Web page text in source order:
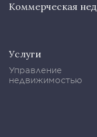
Коммерческая
Услуги
Управление
недвижимостью